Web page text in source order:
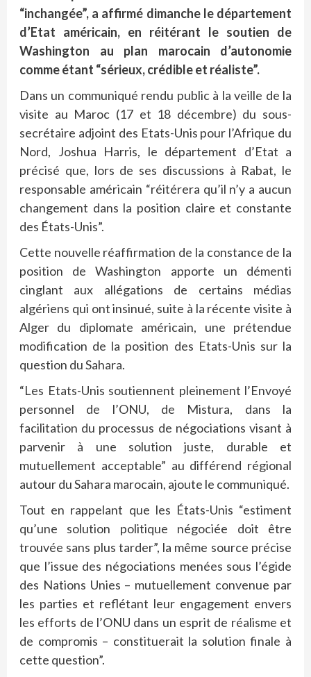
“inchangée”, a affirmé dimanche le département
d’Etat américain, en réitérant le soutien de
Washington au plan marocain d’autonomie
comme étant “sérieux, crédible et réaliste”.
Dans un communiqué rendu public à la veille de la
visite au Maroc (17 et 18 décembre) du sous-
secrétaire adjoint des Etats-Unis pour l’Afrique du
Nord, Joshua Harris, le département d’Etat a
précisé que, lors de ses discussions à Rabat, le
responsable américain “réitérera qu’il n’y a aucun
changement dans la position claire et constante
des États-Unis”.
Cette nouvelle réaffirmation de la constance de la
position de Washington apporte un démenti
cinglant aux allégations de certains médias
algériens qui ont insinué, suite à la récente visite à
Alger du diplomate américain, une prétendue
modification de la position des Etats-Unis sur la
question du Sahara.
“Les Etats-Unis soutiennent pleinement l’Envoyé
personnel de l’ONU, de Mistura, dans la
facilitation du processus de négociations visant à
parvenir à une solution juste, durable et
mutuellement acceptable” au différend régional
autour du Sahara marocain, ajoute le communiqué.
Tout en rappelant que les États-Unis “estiment
qu’une solution politique négociée doit être
trouvée sans plus tarder”, la même source précise
que l’issue des négociations menées sous l’égide
des Nations Unies – mutuellement convenue par
les parties et reflétant leur engagement envers
les efforts de l’ONU dans un esprit de réalisme et
de compromis – constituerait la solution finale à
cette question”.